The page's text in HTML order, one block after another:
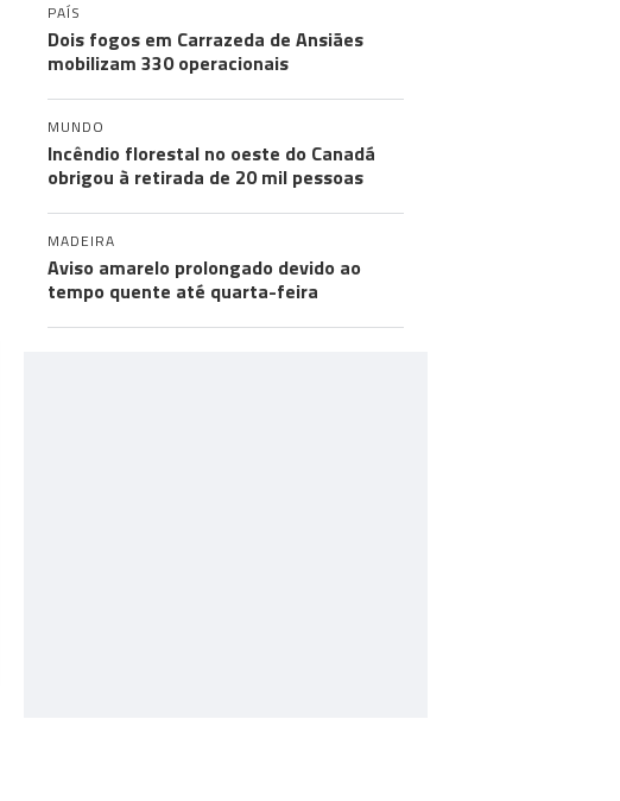
PAÍS
Dois fogos em Carrazeda de Ansiães
mobilizam 330 operacionais
MUNDO
Incêndio florestal no oeste do Canadá
obrigou à retirada de 20 mil pessoas
MADEIRA
Aviso amarelo prolongado devido ao
tempo quente até quarta-feira